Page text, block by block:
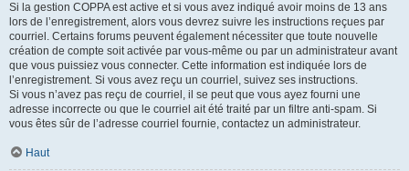
Si la gestion COPPA est active et si vous avez indiqué avoir moins de 13 ans
lors de l’enregistrement, alors vous devrez suivre les instructions reçues par
courriel. Certains forums peuvent également nécessiter que toute nouvelle
création de compte soit activée par vous-même ou par un administrateur avant
que vous puissiez vous connecter. Cette information est indiquée lors de
l’enregistrement. Si vous avez reçu un courriel, suivez ses instructions.
Si vous n’avez pas reçu de courriel, il se peut que vous ayez fourni une
adresse incorrecte ou que le courriel ait été traité par un filtre anti-spam. Si
vous êtes sûr de l’adresse courriel fournie, contactez un administrateur.
Haut